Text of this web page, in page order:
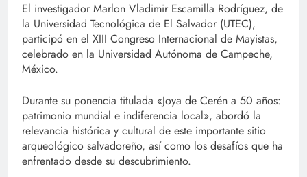
El investigador Marlon Vladimir Escamilla Rodríguez, de
la Universidad Tecnológica de El Salvador (UTEC),
participó en el XIII Congreso Internacional de Mayistas,
celebrado en la Universidad Autónoma de Campeche,
México.
Durante su ponencia titulada «Joya de Cerén a 50 años:
patrimonio mundial e indiferencia local», abordó la
relevancia histórica y cultural de este importante sitio
arqueológico salvadoreño, así como los desafíos que ha
enfrentado desde su descubrimiento.